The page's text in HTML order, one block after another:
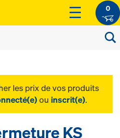
0
les prix de vos produits
ou inscrit(e).
KS